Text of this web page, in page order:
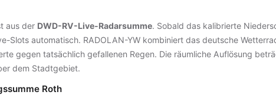
aus der DWD-RV-Live-Radarsumme. Sobald das kalibrierte
Slots automatisch. RADOLAN-YW kombiniert das deutsche
gegen tatsächlich gefallenen Regen. Die räumliche Auflösung
dem Stadtgebiet.
Roth